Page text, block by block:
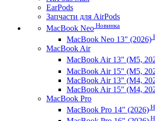
EarPods
Запчасти для AirPods
MacBook Neo Новинка
MacBook Neo 13" (2026)
MacBook Air
MacBook Air 13" (M5,
MacBook Air 15" (M5,
MacBook Air 13" (M4,
MacBook Air 15" (M4,
MacBook Pro
MacBook Pro 14" (2026)